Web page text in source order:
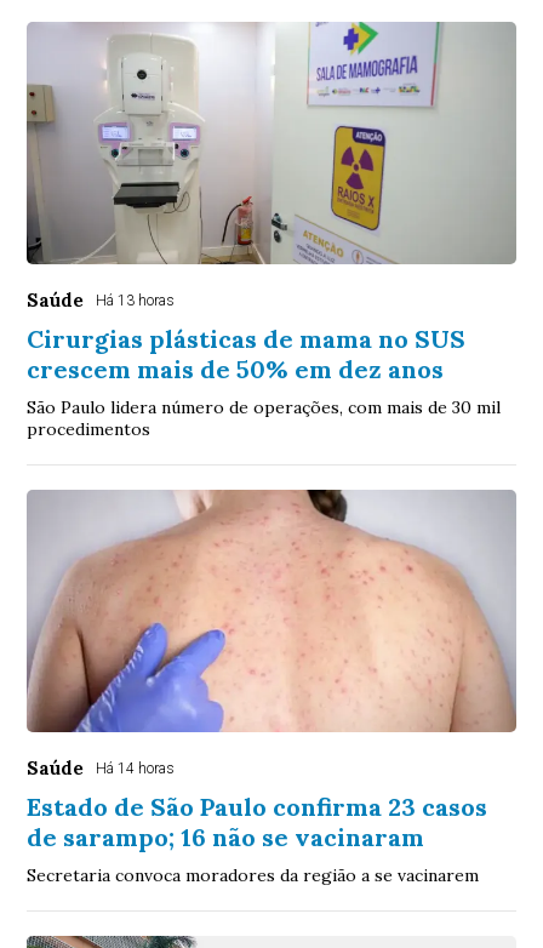
Saúde Há 13 horas
Cirurgias plásticas de mama no SUS
crescem mais de 50% em dez anos
São Paulo lidera número de operações, com mais de 30 mil
procedimentos
Saúde Há 14 horas
Estado de São Paulo confirma 23 casos
de sarampo; 16 não se vacinaram
Secretaria convoca moradores da região a se vacinarem